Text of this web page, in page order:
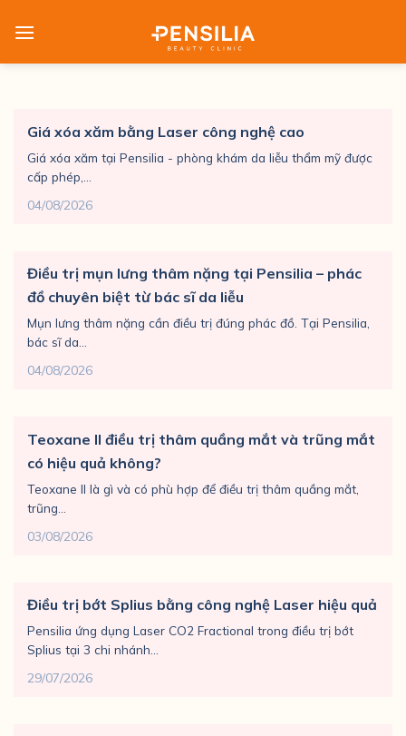
Giá xóa xăm bằng Laser công nghệ cao
Giá xóa xăm tại Pensilia - phòng khám da liễu thẩm mỹ được
cấp phép,...
04/08/2026
Điều trị mụn lưng thâm nặng tại Pensilia – phác
đồ chuyên biệt từ bác sĩ da liễu
Mụn lưng thâm nặng cần điều trị đúng phác đồ. Tại Pensilia,
bác sĩ da...
04/08/2026
Teoxane II điều trị thâm quầng mắt và trũng mắt
có hiệu quả không?
Teoxane II là gì và có phù hợp để điều trị thâm quầng mắt,
trũng...
03/08/2026
Điều trị bớt Splius bằng công nghệ Laser hiệu quả
Pensilia ứng dụng Laser CO2 Fractional trong điều trị bớt
Splius tại 3 chi nhánh...
29/07/2026